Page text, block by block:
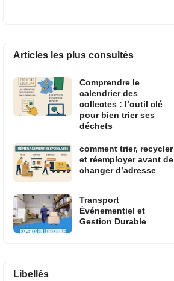
Articles les plus consultés
Comprendre le
calendrier des
collectes : l’outil clé
pour bien trier ses
déchets
comment trier, recycler
et réemployer avant de
changer d’adresse
Transport
Événementiel et
Gestion Durable
Libellés